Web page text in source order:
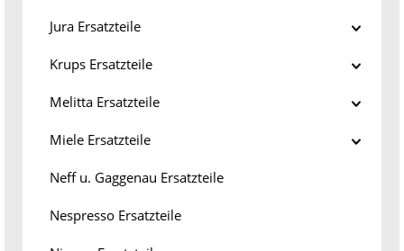
Jura Ersatzteile
Krups Ersatzteile
Melitta Ersatzteile
Miele Ersatzteile
Neff u. Gaggenau Ersatzteile
Nespresso Ersatzteile